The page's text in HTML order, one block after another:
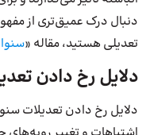
دنبال درک عمیق‌تری از
تعدیلی هستید، مقاله «
دلایل رخ دادن
دلایل رخ دادن تعدیلات